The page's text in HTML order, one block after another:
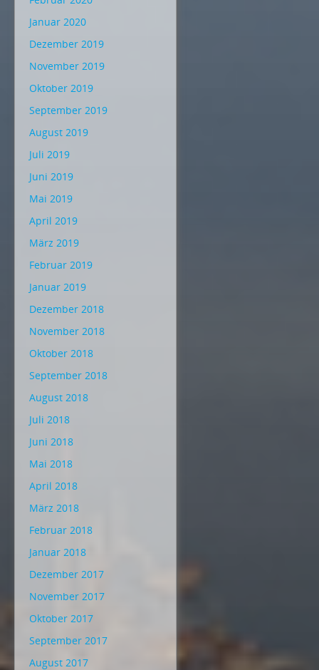
Januar 2020
Dezember 2019
November 2019
Oktober 2019
September 2019
August 2019
Juli 2019
Juni 2019
Mai 2019
April 2019
März 2019
Februar 2019
Januar 2019
Dezember 2018
November 2018
Oktober 2018
September 2018
August 2018
Juli 2018
Juni 2018
Mai 2018
April 2018
März 2018
Februar 2018
Januar 2018
Dezember 2017
November 2017
Oktober 2017
September 2017
August 2017